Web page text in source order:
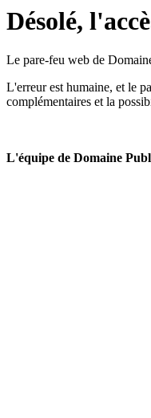
Désolé,
Le pare-feu web de
L'erreur est humaine, et le
complémentaires et la
L'équipe de Domaine